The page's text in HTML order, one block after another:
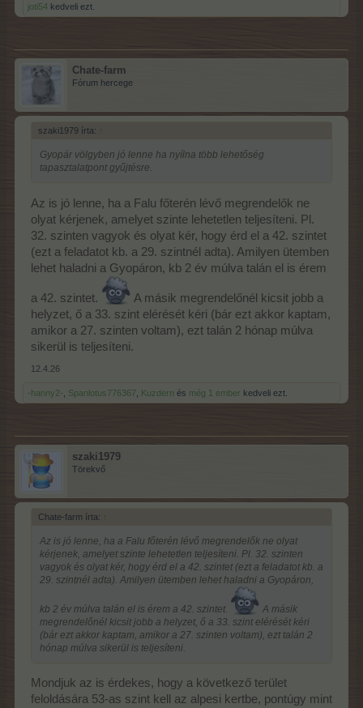
joti54 kedveli ezt.
Chate-farm
Fórum hercege
szaki1979 írta: ↑
Gyopár völgyben jó lenne ha nyílna több lehetőség
tapasztalatpont gyűjtésre.
Az is jó lenne, ha a Falu főterén lévő megrendelők ne
olyat kérjenek, amelyet szinte lehetetlen teljesíteni. Pl.
32. szinten vagyok és olyat kér, hogy érd el a 42. szintet
(ezt a feladatot kb. a 29. szintnél adta). Amilyen ütemben
lehet haladni a Gyopáron, kb 2 év múlva talán el is érem
a 42. szintet.
A másik megrendelőnél kicsit jobb a
helyzet, ő a 33. szint elérését kéri (bár ezt akkor kaptam,
amikor a 27. szinten voltam), ezt talán 2 hónap múlva
sikerül is teljesíteni.
12.4.26
-hanny2- Spanlotus776367 Kuzdern és még 1 ember kedveli ezt.
szaki1979
Törekvő
Chate-farm írta: ↑
Az is jó lenne, ha a Falu főterén lévő megrendelők ne olyat
kérjenek, amelyet szinte lehetetlen teljesíteni. Pl. 32. szinten
vagyok és olyat kér, hogy érd el a 42. szintet (ezt a feladatot kb. a
29. szintnél adta). Amilyen ütemben lehet haladni a Gyopáron,
kb 2 év múlva talán el is érem a 42. szintet.
A másik
megrendelőnél kicsit jobb a helyzet, ő a 33. szint elérését kéri
(bár ezt akkor kaptam, amikor a 27. szinten voltam), ezt talán 2
hónap múlva sikerül is teljesíteni.
Mondjuk az is érdekes, hogy a következő terület
feloldására 53-as szint kell az alpesi kertbe, pontúgy mint